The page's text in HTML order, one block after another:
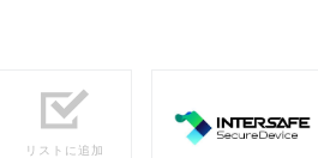
リストに追加